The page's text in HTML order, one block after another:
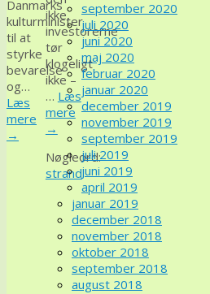
Danmarks
kulturminister
til at
styrke
bevarelse
og…
Læs
mere
→
ikke,
investorerne
tør
klogeligt
ikke –
… Læs
mere
→
Nøgleord:
strand
september 2020
juli 2020
juni 2020
maj 2020
februar 2020
januar 2020
december 2019
november 2019
september 2019
juli 2019
juni 2019
april 2019
januar 2019
december 2018
november 2018
oktober 2018
september 2018
august 2018